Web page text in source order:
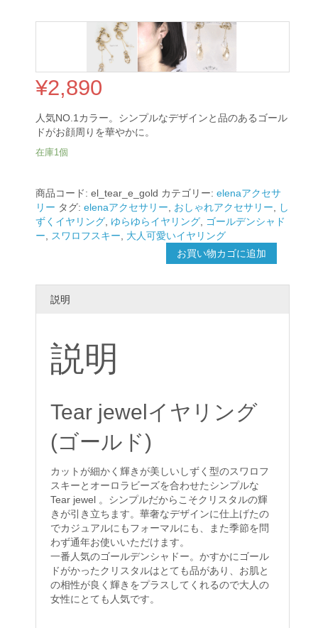
¥2,890
人気NO.1カラー。シンプルなデザインと品のあるゴール
ドがお顔周りを華やかに。
在庫1個
jewel
イ
ヤ
リ
ー
商品コード: el_tear_e_gold カテゴリー: elenaアクセサ
リー タグ: elenaアクセサリー, おしゃれアクセサリー, し
ずくイヤリング, ゆらゆらイヤリング, ゴールデンシャド
ー, スワロフスキー, 大人可愛いイヤリング
お買い物カゴに追加
説明
説明
Tear jewelイヤリング
(ゴールド)
カットが細かく輝きが美しいしずく型のスワロフ
スキーとオーロラビーズを合わせたシンプルな
Tear jewel 。シンプルだからこそクリスタルの輝
きが引き立ちます。華奢なデザインに仕上げたの
でカジュアルにもフォーマルにも、また季節を問
わず通年お使いいただけます。
一番人気のゴールデンシャドー。かすかにゴール
ドがかったクリスタルはとても品があり、お肌と
の相性が良く輝きをプラスしてくれるので大人の
女性にとても人気です。